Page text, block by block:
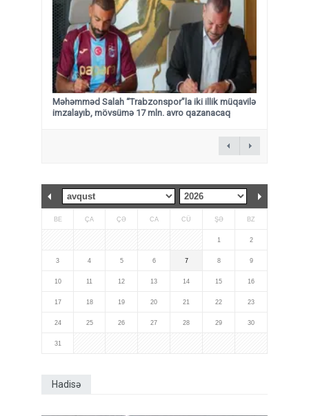
Məhəmməd Salah “Trabzonspor”la iki illik müqavilə
imzalayıb, mövsümə 17 mln. avro qazanacaq
BE ÇA ÇƏ CA CÜ ŞƏ BZ
1 2
3 4 5 6 7 8 9
10 11 12 13 14 15 16
17 18 19 20 21 22 23
24 25 26 27 28 29 30
31
Hadisə